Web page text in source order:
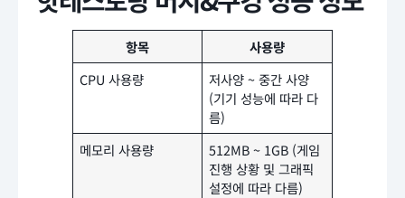
항목
사용량
CPU 사용량
저사양 ~ 중간 사양
(기기 성능에 따라 다
름)
메모리 사용량
512MB ~ 1GB (게임
진행 상황 및 그래픽
설정에 따라 다름)